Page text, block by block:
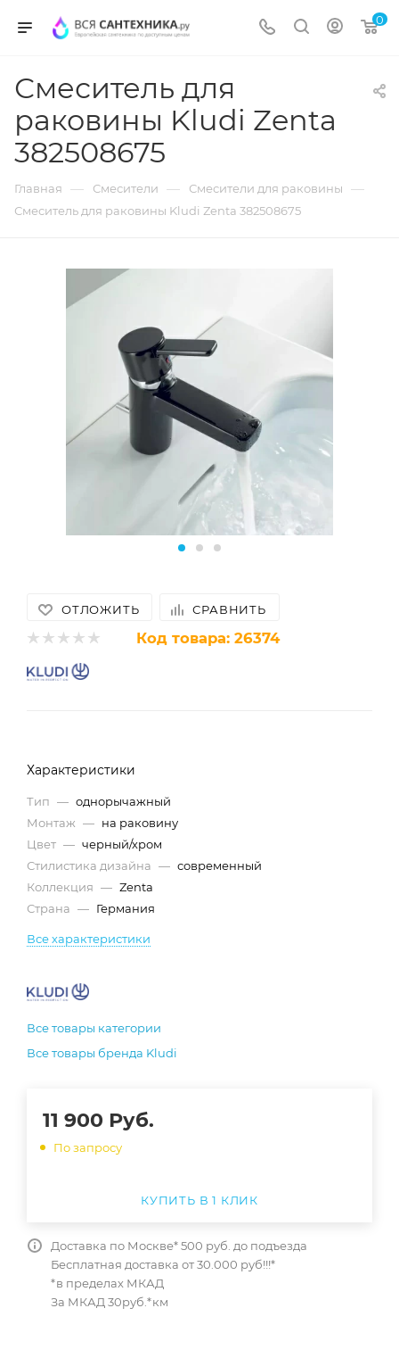
0
Смеситель для
раковины Kludi Zenta
382508675
Главная — Смесители — Смесители для раковины —
Смеситель для раковины Kludi Zenta 382508675
ОТЛОЖИТЬ СРАВНИТЬ
Код товара: 26374
Характеристики
Тип — однорычажный
Монтаж — на раковину
Цвет — черный/хром
Стилистика дизайна — современный
Коллекция — Zenta
Страна — Германия
Все характеристики
Все товары категории
Все товары бренда Kludi
11 900 Руб.
По запросу
КУПИТЬ В 1 КЛИК
Доставка по Москве* 500 руб. до подъезда
Бесплатная доставка от 30.000 руб!!!*
*в пределах МКАД
За МКАД 30руб.*км